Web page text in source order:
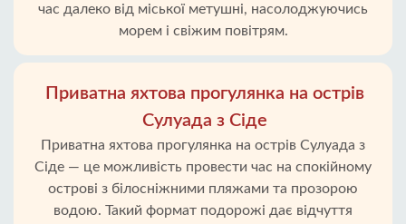
час далеко від міської метушні, насолоджуючись
морем і свіжим повітрям.
Приватна яхтова прогулянка на острів
Сулуада з Сіде
Приватна яхтова прогулянка на острів Сулуада з
Сіде — це можливість провести час на спокійному
острові з білосніжними пляжами та прозорою
водою. Такий формат подорожі дає відчуття